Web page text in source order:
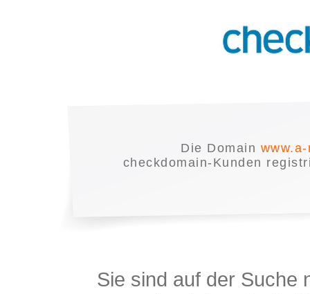
Die Domain
checkdomain-Kunden
Sie sind auf der Suche